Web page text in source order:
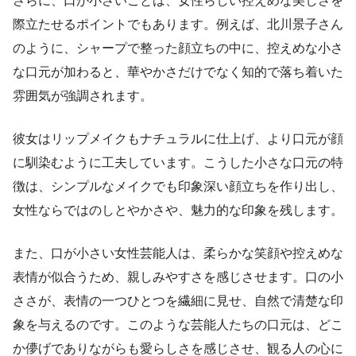
際立たせるポイントでもあります。例えば、北川景子さん
のように、シャープで整った顔立ちの中に、控えめな小さ
な口元が加わると、華やかさだけでなく知的で落ち着いた
雰囲気が強調されます。
彼女はリップメイクもナチュラルに仕上げ、より口元が顔
に馴染むように工夫しています。こうした小さな口元の特
徴は、シンプルなメイクでも印象深い顔立ちを作り出し、
女性ならではのしとやかさや、魅力的な印象を残します。
また、口が小さい女性芸能人は、柔らかな笑顔や控えめな
表情が似合うため、親しみやすさを感じさせます。口の小
ささが、表情の一つひとつを繊細に見せ、自然で清楚な印
象を与えるのです。このような芸能人たちの口元は、どこ
か儚げでありながらも愛らしさを感じさせ、観る人の心に